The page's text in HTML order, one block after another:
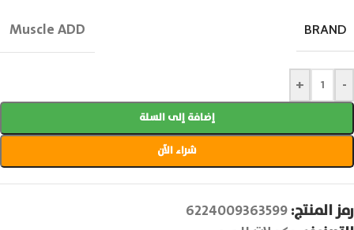
BRAND
Muscle ADD
-
+
إضافة إلى السلة
شراء الآن
رمز المنتج:6224009363599